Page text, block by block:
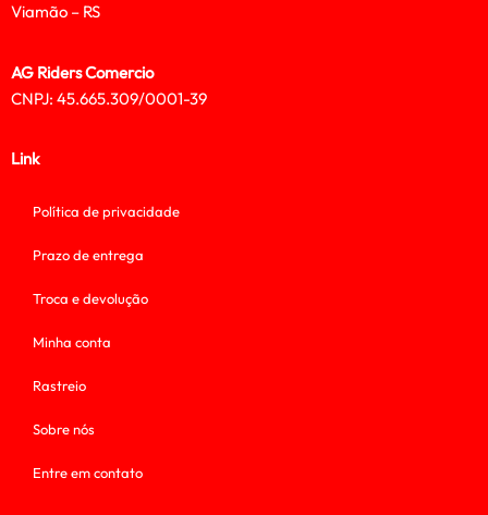
Viamão – RS
AG Riders Comercio
CNPJ: 45.665.309/0001-39
Link
Política de privacidade
Prazo de entrega
Troca e devolução
Minha conta
Rastreio
Sobre nós
Entre em contato